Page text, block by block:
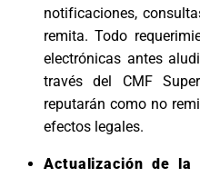
notificaciones,
remita. Todo
electrónicas antes
través del CMF
reputarán como no
efectos legales.
Actualización de la